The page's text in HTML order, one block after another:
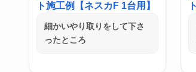
ト施工例【ネスカF 1台用】
細かいやり取りをして下さ
ったところ